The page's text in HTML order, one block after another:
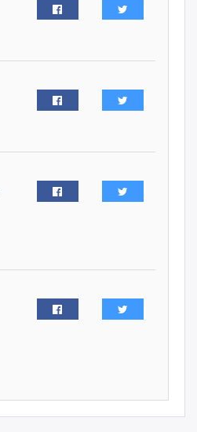
Өмгөөлөгч Б.Оюунбилэг:
"Урьхан" Б.Чинбат гэж хүн
шалгуулж, торны цаана
улсаас авдаг хараат байдлаа
нийлүүлэх ажлыг сэргээх
уржигдар